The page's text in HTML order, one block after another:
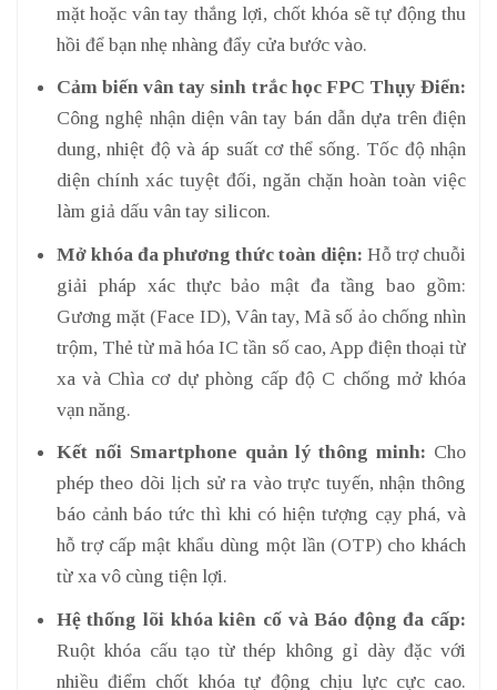
mặt hoặc vân tay thắng lợi, chốt khóa sẽ tự động thu
hồi để bạn nhẹ nhàng đẩy cửa bước vào.
Cảm biến vân tay sinh trắc học FPC Thụy Điển:
Công nghệ nhận diện vân tay bán dẫn dựa trên điện
dung, nhiệt độ và áp suất cơ thể sống. Tốc độ nhận
diện chính xác tuyệt đối, ngăn chặn hoàn toàn việc
làm giả dấu vân tay silicon.
Mở khóa đa phương thức toàn diện: Hỗ trợ chuỗi
giải pháp xác thực bảo mật đa tầng bao gồm:
Gương mặt (Face ID), Vân tay, Mã số ảo chống nhìn
trộm, Thẻ từ mã hóa IC tần số cao, App điện thoại từ
xa và Chìa cơ dự phòng cấp độ C chống mở khóa
vạn năng.
Kết nối Smartphone quản lý thông minh: Cho
phép theo dõi lịch sử ra vào trực tuyến, nhận thông
báo cảnh báo tức thì khi có hiện tượng cạy phá, và
hỗ trợ cấp mật khẩu dùng một lần (OTP) cho khách
từ xa vô cùng tiện lợi.
Hệ thống lõi khóa kiên cố và Báo động đa cấp:
Ruột khóa cấu tạo từ thép không gỉ dày đặc với
nhiều điểm chốt khóa tự động chịu lực cực cao.